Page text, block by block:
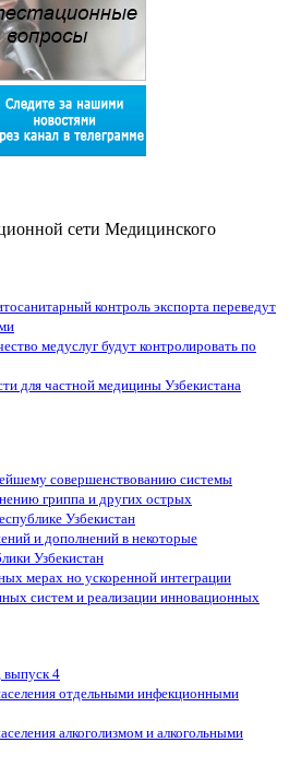
сети Медицинского
контроль экспорта переведут
медуслуг будут контролировать по
для частной медицины Узбекистана
совершенствованию системы
гриппа и других острых
Узбекистан
и дополнений в некоторые
Узбекистан
мерах но ускоренной интеграции
систем и реализации инновационных
выпуск 4
отдельными инфекционными
алкоголизмом и алкогольными